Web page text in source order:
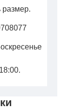
размер.